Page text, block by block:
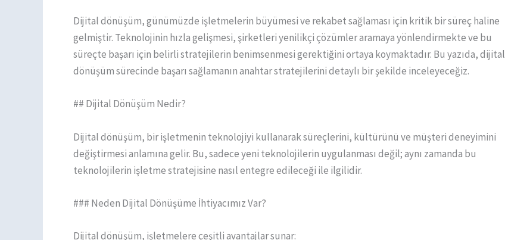
Dijital dönüşüm, günümüzde işletmelerin büyümesi ve rekabet sağlaması için kritik bir süreç haline
gelmiştir. Teknolojinin hızla gelişmesi, şirketleri yenilikçi çözümler aramaya yönlendirmekte ve bu
süreçte başarı için belirli stratejilerin benimsenmesi gerektiğini ortaya koymaktadır. Bu yazıda, dijital
dönüşüm sürecinde başarı sağlamanın anahtar stratejilerini detaylı bir şekilde inceleyeceğiz.
## Dijital Dönüşüm Nedir?
Dijital dönüşüm, bir işletmenin teknolojiyi kullanarak süreçlerini, kültürünü ve müşteri deneyimini
değiştirmesi anlamına gelir. Bu, sadece yeni teknolojilerin uygulanması değil; aynı zamanda bu
teknolojilerin işletme stratejisine nasıl entegre edileceği ile ilgilidir.
### Neden Dijital Dönüşüme İhtiyacımız Var?
Dijital dönüşüm, işletmelere çeşitli avantajlar sunar: